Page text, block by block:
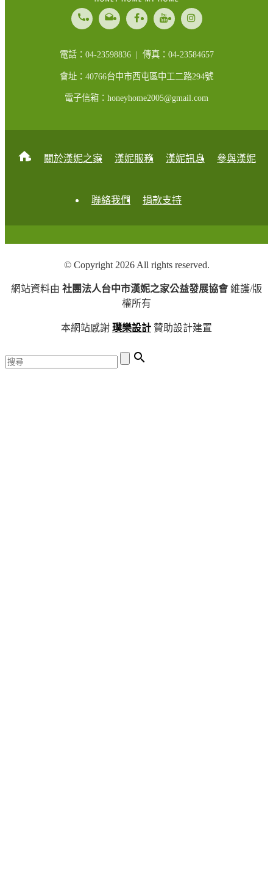
call drafts
電話：04-23598836 | 傳真：04-23584657
會址：40766台中市西屯區中工二路294號
電子信箱：honeyhome2005@gmail.com
home 關於漢妮之家 漢妮服務 漢妮訊息 參與漢妮
聯絡我們 捐款支持
© Copyright 2026 All rights reserved.
網站資料由 社團法人台中市漢妮之家公益發展協會維護/版
權所有
本網站感謝 璞樂設計 贊助設計建置
